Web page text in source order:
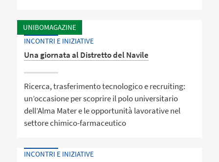
UNIBOMAGAZINE
INCONTRI E INIZIATIVE
Una giornata al Distretto del Navile
Ricerca, trasferimento tecnologico e recruiting:
un’occasione per scoprire il polo universitario
dell’Alma Mater e le opportunità lavorative nel
settore chimico-farmaceutico
INCONTRI E INIZIATIVE